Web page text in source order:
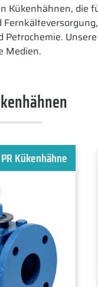
Kükenhähnen, die
Medien.
Kükenhähne